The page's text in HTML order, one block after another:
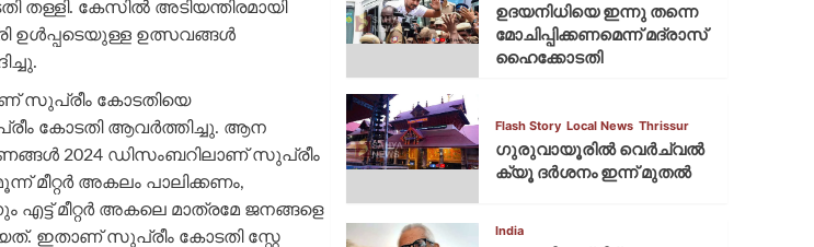
തള്ളി. കേസില്‍ അടിയന്തിരമായി
ഉള്‍പ്പടെയുള്ള ഉത്സവങ്ങള്‍
സുപ്രീം കോടതിയെ
കോടതി ആവര്‍ത്തിച്ചു. ആന
2024 ഡിസംബറിലാണ് സുപ്രീം
മീറ്റര്‍ അകലം പാലിക്കണം,
എട്ട് മീറ്റര്‍ അകലെ മാത്രമേ ജനങ്ങളെ
ഇതാണ് സുപ്രീം കോടതി സ്റ്റേ
ഉദയനിധിയെ ഇന്നു തന്നെ
മോചിപ്പിക്കണമെന്ന് മദ്രാസ്
ഹൈക്കോടതി
Flash Story Local News Thrissur
ഗുരുവായൂരില്‍ വെര്‍ച്വല്‍
ക്യൂ ദര്‍ശനം ഇന്ന് മുതല്‍
India